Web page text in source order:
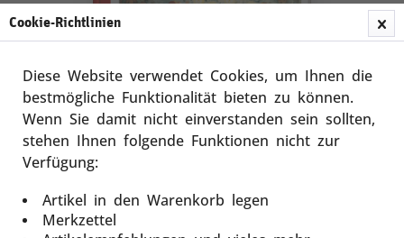
Erich Heinemann / Fritz Baumgarten
Weihnachten im Zauberwald
Artikel-Nr.: 13000
Cookie-Richtlinien
Diese Website verwendet Cookies, um Ihnen die
bestmögliche Funktionalität bieten zu können.
Wenn Sie damit nicht einverstanden sein sollten,
stehen Ihnen folgende Funktionen nicht zur
Verfügung:
Artikel in den Warenkorb legen
Merkzettel